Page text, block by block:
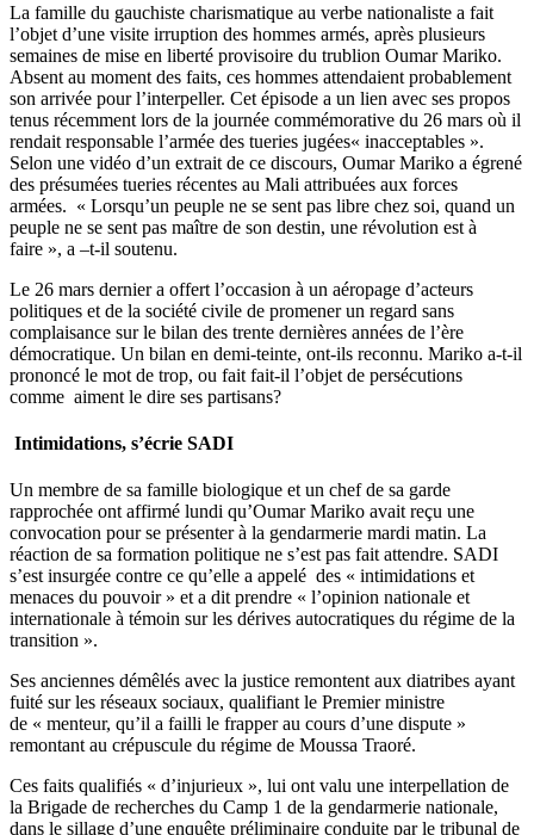
de
l’Armée
:
Oumar
Mariko
convoqué
hier
à
la
gendarmerie
La famille du gauchiste charismatique au verbe nationaliste a fait
l’objet d’une visite irruption des hommes armés, après plusieurs
semaines de mise en liberté provisoire du trublion Oumar Mariko.
Absent au moment des faits, ces hommes attendaient probablement
son arrivée pour l’interpeller. Cet épisode a un lien avec ses propos
tenus récemment lors de la journée commémorative du 26 mars où il
rendait responsable l’armée des tueries jugées« inacceptables ».
Selon une vidéo d’un extrait de ce discours, Oumar Mariko a égrené
des présumées tueries récentes au Mali attribuées aux forces
armées. « Lorsqu’un peuple ne se sent pas libre chez soi, quand un
peuple ne se sent pas maître de son destin, une révolution est à
faire », a –t-il soutenu.
Le 26 mars dernier a offert l’occasion à un aéropage d’acteurs
politiques et de la société civile de promener un regard sans
complaisance sur le bilan des trente dernières années de l’ère
démocratique. Un bilan en demi-teinte, ont-ils reconnu. Mariko a-t-il
prononcé le mot de trop, ou fait fait-il l’objet de persécutions
comme aiment le dire ses partisans?
Intimidations, s’écrie SADI
Un membre de sa famille biologique et un chef de sa garde
rapprochée ont affirmé lundi qu’Oumar Mariko avait reçu une
convocation pour se présenter à la gendarmerie mardi matin. La
réaction de sa formation politique ne s’est pas fait attendre. SADI
s’est insurgée contre ce qu’elle a appelé des « intimidations et
menaces du pouvoir » et a dit prendre « l’opinion nationale et
internationale à témoin sur les dérives autocratiques du régime de la
transition ».
Ses anciennes démêlés avec la justice remontent aux diatribes ayant
fuité sur les réseaux sociaux, qualifiant le Premier ministre
de « menteur, qu’il a failli le frapper au cours d’une dispute »
remontant au crépuscule du régime de Moussa Traoré.
Ces faits qualifiés « d’injurieux », lui ont valu une interpellation de
la Brigade de recherches du Camp 1 de la gendarmerie nationale,
dans le sillage d’une enquête préliminaire conduite par le tribunal de